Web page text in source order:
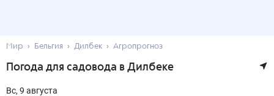
Мир Бельгия Дилбек Агропрогноз
Погода для садовода в Дилбеке
вс, 9 августа